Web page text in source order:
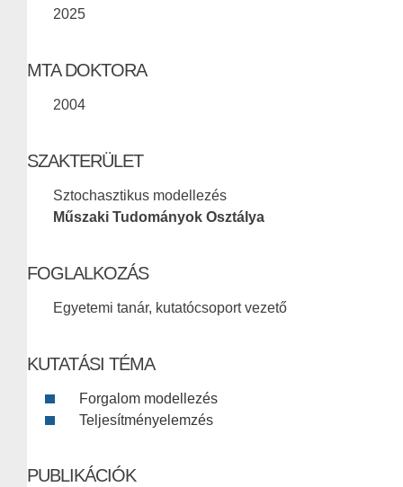
2025
MTA DOKTORA
2004
SZAKTERÜLET
Sztochasztikus modellezés
Műszaki Tudományok Osztálya
FOGLALKOZÁS
Egyetemi tanár, kutatócsoport vezető
KUTATÁSI TÉMA
Forgalom modellezés
Teljesítményelemzés
PUBLIKÁCIÓK